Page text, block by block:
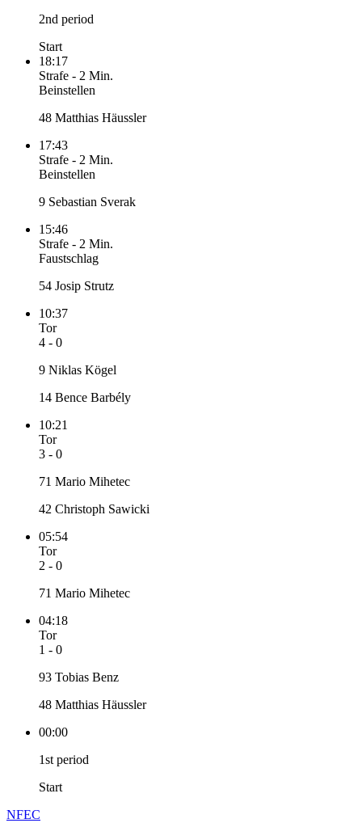
2nd period
Start
18:17
Strafe - 2 Min.
Beinstellen
48 Matthias Häussler
17:43
Strafe - 2 Min.
Beinstellen
9 Sebastian Sverak
15:46
Strafe - 2 Min.
Faustschlag
54 Josip Strutz
10:37
Tor
4 - 0
9 Niklas Kögel
14 Bence Barbély
10:21
Tor
3 - 0
71 Mario Mihetec
42 Christoph Sawicki
05:54
Tor
2 - 0
71 Mario Mihetec
04:18
Tor
1 - 0
93 Tobias Benz
48 Matthias Häussler
00:00
1st period
Start
NFEC